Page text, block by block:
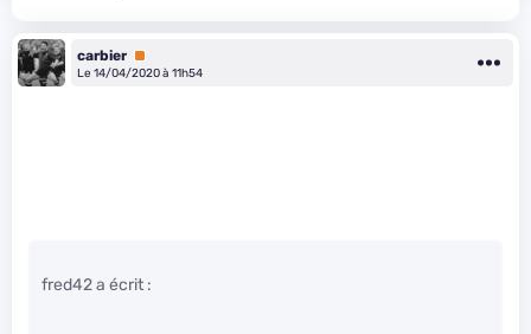
carbier Premium
Le 14/04/2020 à 11h54
fred42 a écrit :